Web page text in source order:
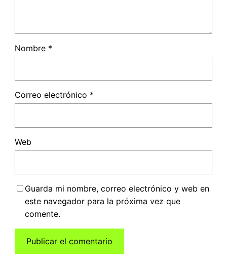
Nombre *
Correo electrónico *
Web
Guarda mi nombre, correo electrónico y web en
este navegador para la próxima vez que
comente.